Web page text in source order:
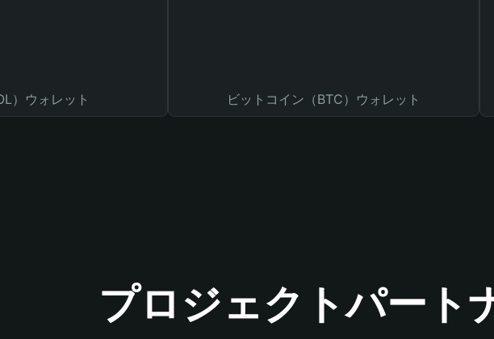
）ウォレット ビットコイン（BTC）ウォレット
プロジェクトパート